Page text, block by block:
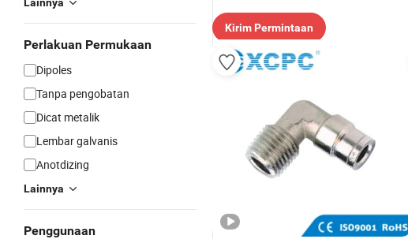
Perlakuan Permukaan
Dipoles
Tanpa pengobatan
Dicat metalik
Lembar galvanis
Anotdizing
Lainnya
Penggunaan
Kirim Permintaan